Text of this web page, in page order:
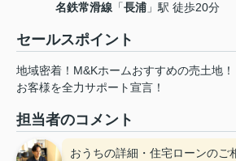
名鉄常滑線 「長浦 」駅 徒歩20分
セールスポイント
地域密着！M&Kホームおすすめの売土地！
お客様を全力サポート宣言！
担当者のコメント
おうちの詳細・住宅ローンのご